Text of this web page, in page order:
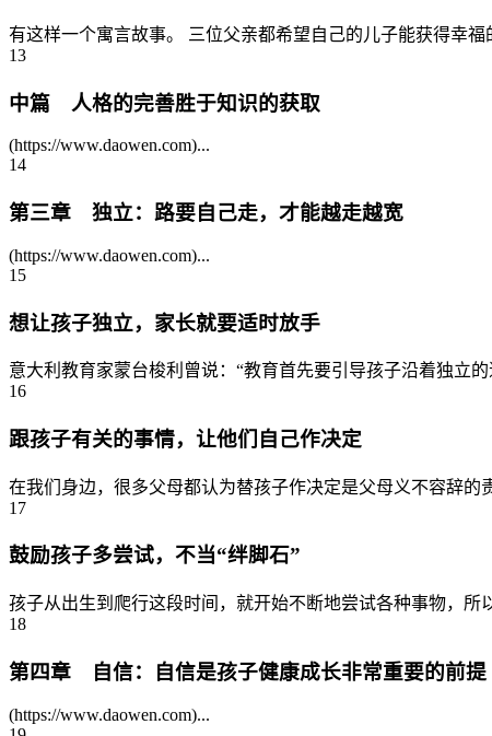
有这样一个寓言故事。 三位父亲都希望自己的儿子能获得幸
13
中篇 人格的完善胜于知识的获取
(https://www.daowen.com)...
14
第三章 独立：路要自己走，才能越走越宽
(https://www.daowen.com)...
15
想让孩子独立，家长就要适时放手
意大利教育家蒙台梭利曾说：“教育首先要引导孩子沿着独立
16
跟孩子有关的事情，让他们自己作决定
在我们身边，很多父母都认为替孩子作决定是父母义不容辞
17
鼓励孩子多尝试，不当“绊脚石”
孩子从出生到爬行这段时间，就开始不断地尝试各种事物，
18
第四章 自信：自信是孩子健康成长非常重要的前提
(https://www.daowen.com)...